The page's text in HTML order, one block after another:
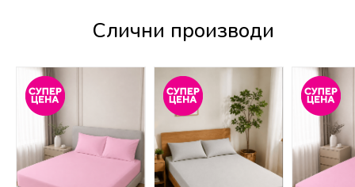
Слични производи